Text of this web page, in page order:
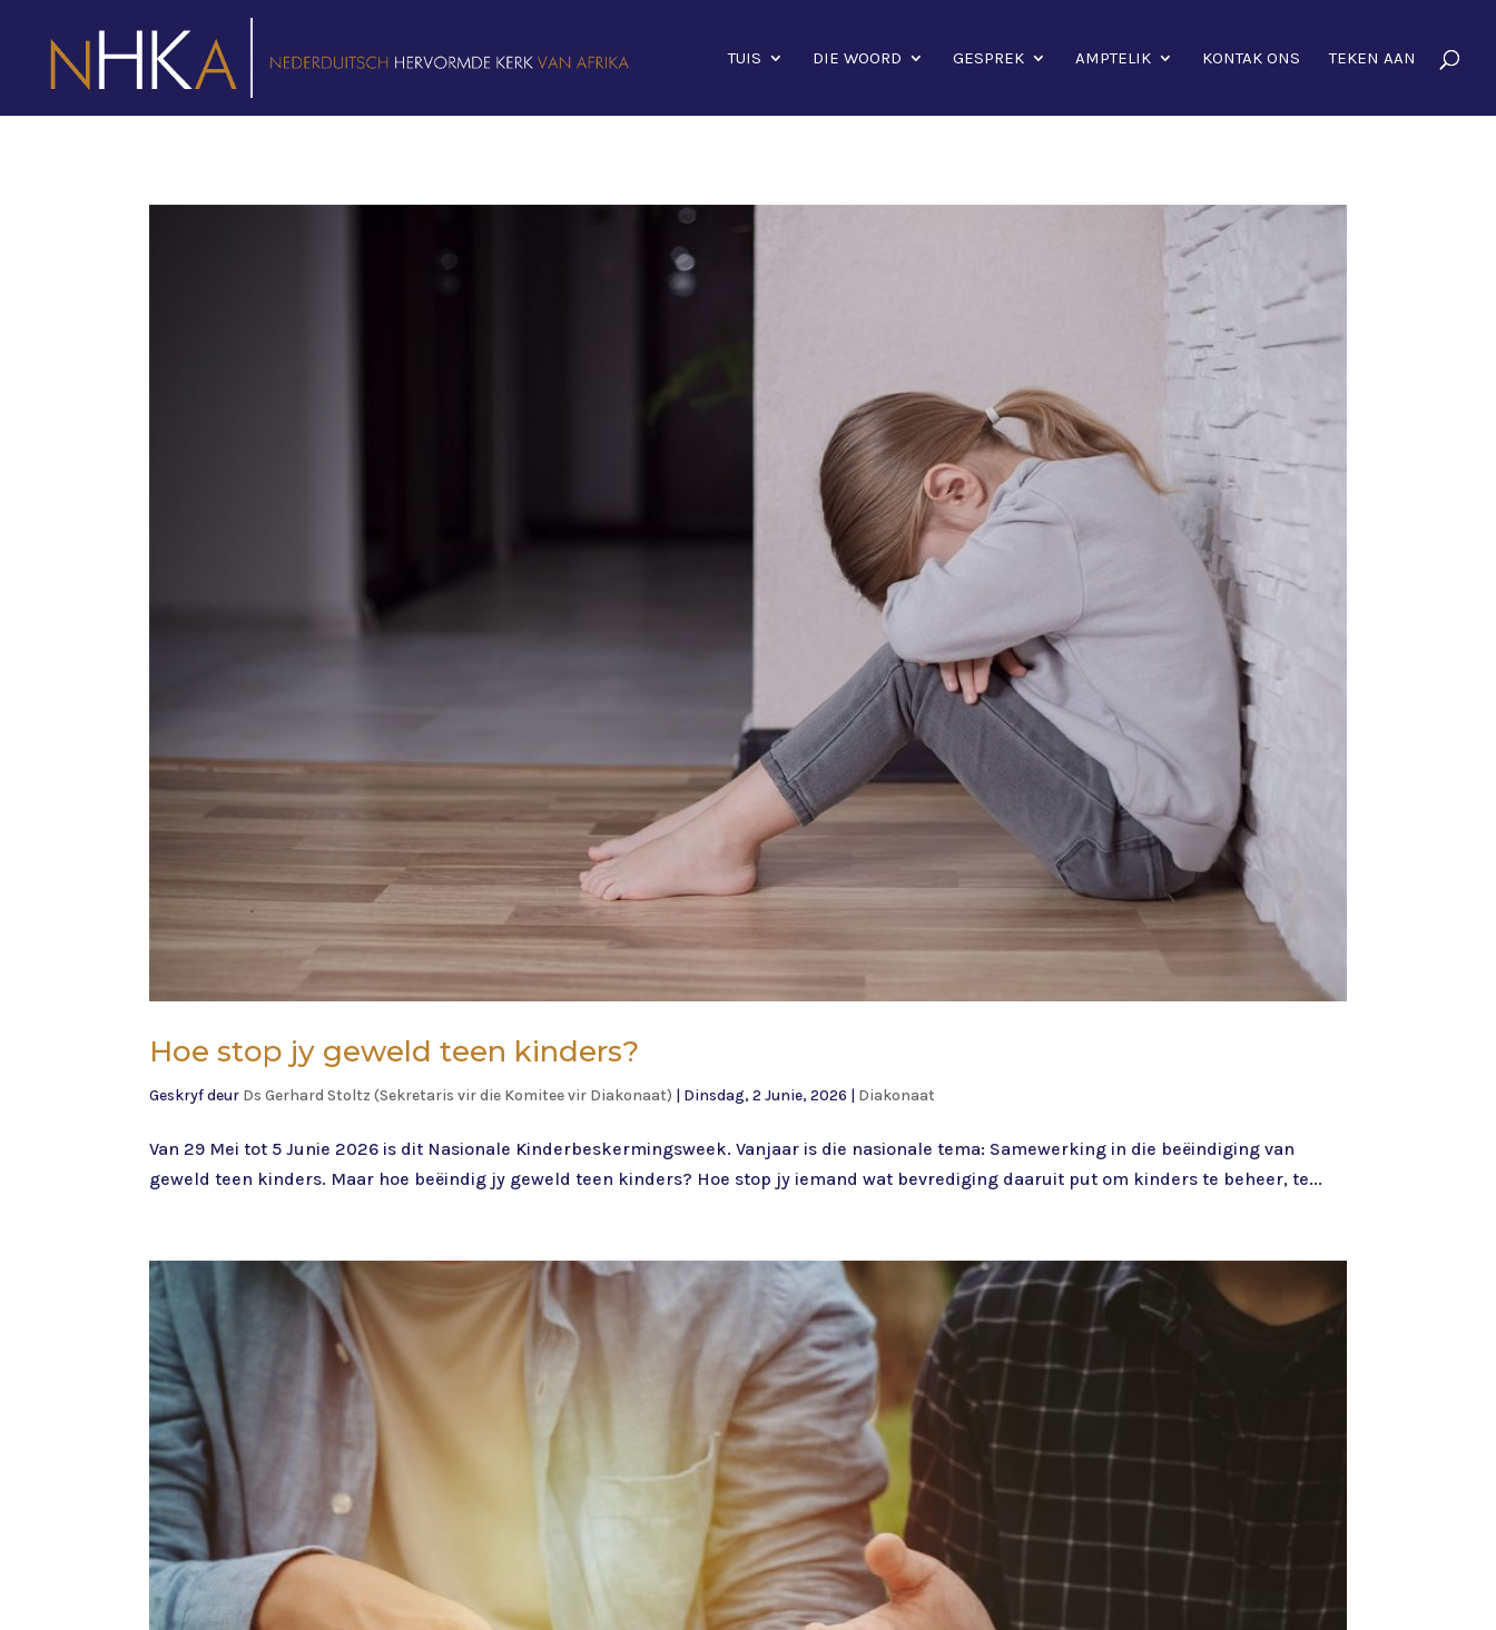
TUIS DIE WOORD GESPREK AMPTELIK KONTAK ONS TEKEN AAN
Hoe stop jy geweld teen kinders?
Geskryf deur Ds Gerhard Stoltz (Sekretaris vir die Komitee vir Diakonaat) | Dinsdag, 2 Junie, 2026 | Diakonaat
Van 29 Mei tot 5 Junie 2026 is dit Nasionale Kinderbeskermingsweek. Vanjaar is die nasionale tema: Samewerking in die beëindiging van
geweld teen kinders. Maar hoe beëindig jy geweld teen kinders? Hoe stop jy iemand wat bevrediging daaruit put om kinders te beheer, te...